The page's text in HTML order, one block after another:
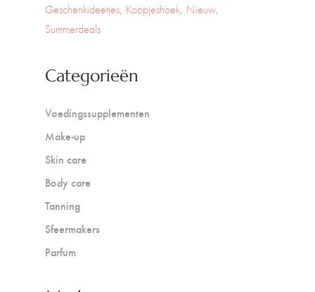
Geschenkideetjes Koopjeshoek Nieuw
Summerdeals
Categorieën
Voedingssupplementen
Make-up
Skin care
Body care
Tanning
Sfeermakers
Parfum